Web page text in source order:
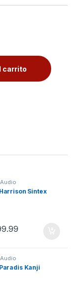
carrito
Audio
Sintex
Audio
Kanji